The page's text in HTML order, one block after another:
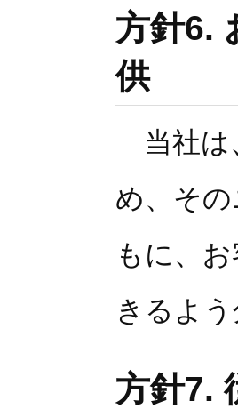
方針6.
供
当社は
め、そ
もに、
きるよ
方針7.